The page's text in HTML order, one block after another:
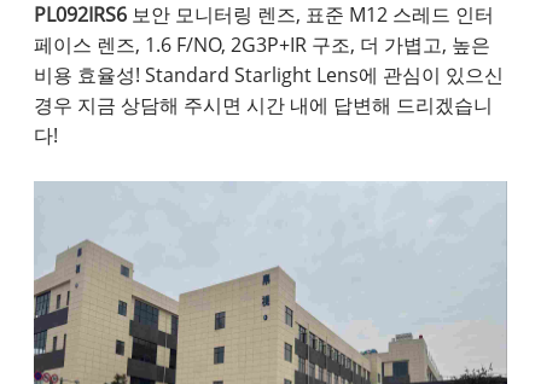
PL092IRS6 보안 모니터링 렌즈, 표준 M12 스레드 인터
페이스 렌즈, 1.6 F/NO, 2G3P+IR 구조, 더 가볍고, 높은
비용 효율성! Standard Starlight Lens에 관심이 있으신
경우 지금 상담해 주시면 시간 내에 답변해 드리겠습니
다!